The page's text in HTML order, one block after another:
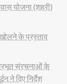
योजना (शहरी)
के प्रस्ताव
संरचनाओं के
ने दिए निर्देश